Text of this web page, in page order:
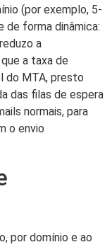
(por exemplo, 5-
de forma dinâmica:
a
a taxa de
do MTA, presto
das filas de espera
normais, para
o envio
por domínio e ao